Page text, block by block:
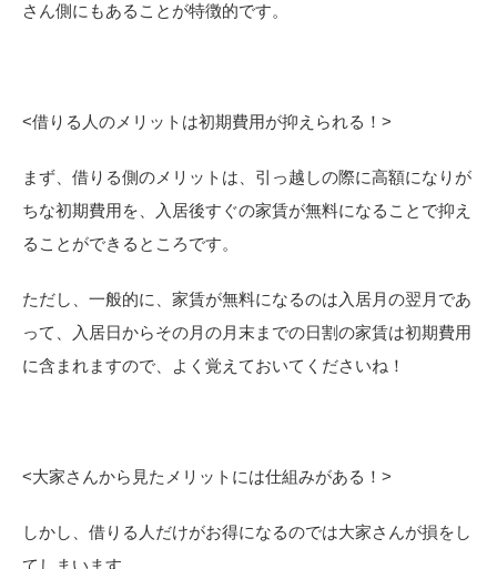
さん側にもあることが特徴的です。
<借りる人のメリットは初期費用が抑えられる！>
まず、借りる側のメリットは、引っ越しの際に高額になりが
ちな初期費用を、入居後すぐの家賃が無料になることで抑え
ることができるところです。
ただし、一般的に、家賃が無料になるのは入居月の翌月であ
って、入居日からその月の月末までの日割の家賃は初期費用
に含まれますので、よく覚えておいてくださいね！
<大家さんから見たメリットには仕組みがある！>
しかし、借りる人だけがお得になるのでは大家さんが損をし